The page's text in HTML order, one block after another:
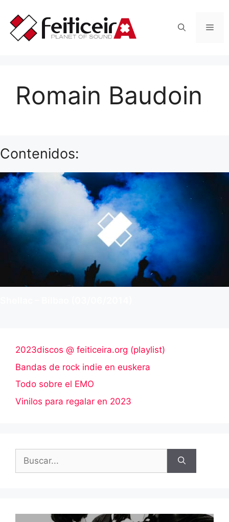
contenido
Romain Baudoin
Contenidos:
2023discos @ feiticeira.org (playlist)
Bandas de rock indie en euskera
Todo sobre el EMO
Vinilos para regalar en 2023